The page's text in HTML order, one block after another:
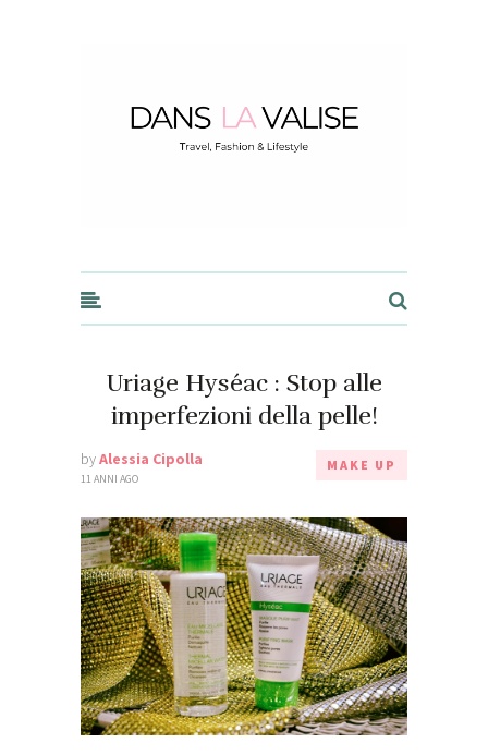
Uriage Hyséac : Stop alle
imperfezioni della pelle!
byAlessia Cipolla
11 ANNI AGO
MAKE UP